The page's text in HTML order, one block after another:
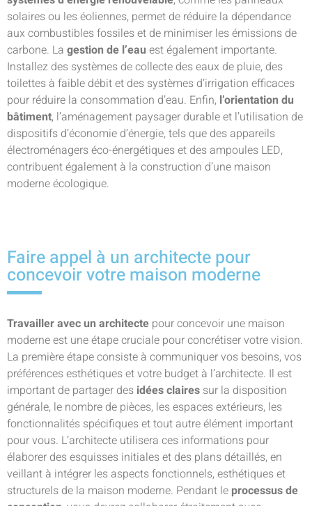
solaires ou les éoliennes, permet de réduire la dépendance
aux combustibles fossiles et de minimiser les émissions de
carbone. La gestion de l’eau est également importante.
Installez des systèmes de collecte des eaux de pluie, des
toilettes à faible débit et des systèmes d’irrigation efficaces
pour réduire la consommation d’eau. Enfin, l’orientation du
bâtiment, l’aménagement paysager durable et l’utilisation de
dispositifs d’économie d’énergie, tels que des appareils
électroménagers éco-énergétiques et des ampoules LED,
contribuent également à la construction d’une maison
moderne écologique.
Faire appel à un architecte pour
concevoir votre maison moderne
Travailler avec un architecte pour concevoir une maison
moderne est une étape cruciale pour concrétiser votre vision.
La première étape consiste à communiquer vos besoins, vos
préférences esthétiques et votre budget à l’architecte. Il est
important de partager des idées claires sur la disposition
générale, le nombre de pièces, les espaces extérieurs, les
fonctionnalités spécifiques et tout autre élément important
pour vous. L’architecte utilisera ces informations pour
élaborer des esquisses initiales et des plans détaillés, en
veillant à intégrer les aspects fonctionnels, esthétiques et
structurels de la maison moderne. Pendant le processus de